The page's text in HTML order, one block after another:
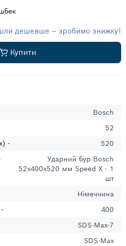
дешевше – зробимо знижку!
Купити
Bosch
52
-
520
Ударний бур Bosch
52х400х520 мм Speed X - 1
шт
Німеччина
400
SDS-Max-7
SDS-Max